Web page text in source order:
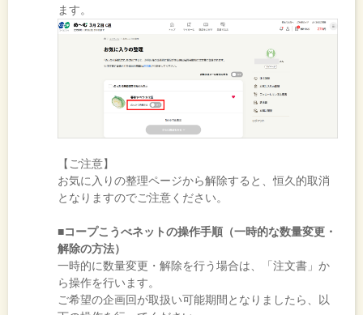
ます。
【ご注意】
お気に入りの整理ページから解除すると、恒久的取消
となりますのでご注意ください。
■コープこうべネットの操作手順（一時的な数量変更・
解除の方法）
一時的に数量変更・解除を行う場合は、「注文書」か
ら操作を行います。
ご希望の企画回が取扱い可能期間となりましたら、以